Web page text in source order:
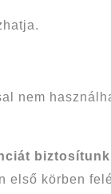
nem
első körben